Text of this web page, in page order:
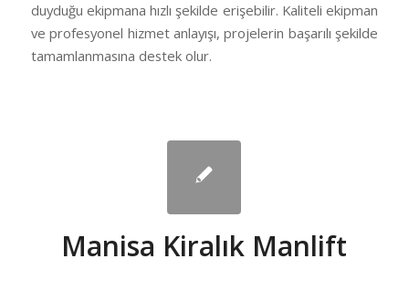
duyduğu ekipmana hızlı şekilde erişebilir. Kaliteli ekipman
ve profesyonel hizmet anlayışı, projelerin başarılı şekilde
tamamlanmasına destek olur.
Manisa Kiralık Manlift